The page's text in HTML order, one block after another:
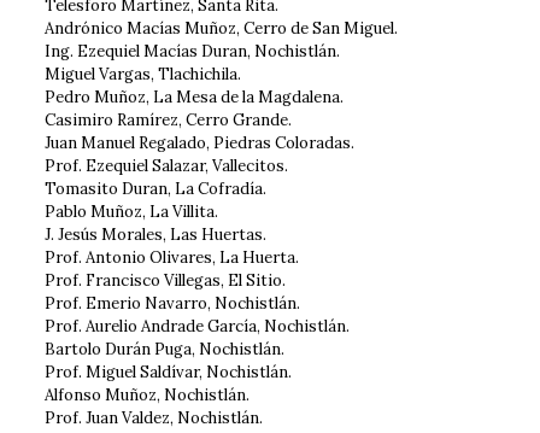
Telesforo Martínez, Santa Rita.
Andrónico Macías Muñoz, Cerro de San Miguel.
Ing. Ezequiel Macías Duran, Nochistlán.
Miguel Vargas, Tlachichila.
Pedro Muñoz, La Mesa de la Magdalena.
Casimiro Ramírez, Cerro Grande.
Juan Manuel Regalado, Piedras Coloradas.
Prof. Ezequiel Salazar, Vallecitos.
Tomasito Duran, La Cofradía.
Pablo Muñoz, La Villita.
J. Jesús Morales, Las Huertas.
Prof. Antonio Olivares, La Huerta.
Prof. Francisco Villegas, El Sitio.
Prof. Emerio Navarro, Nochistlán.
Prof. Aurelio Andrade García, Nochistlán.
Bartolo Durán Puga, Nochistlán.
Prof. Miguel Saldívar, Nochistlán.
Alfonso Muñoz, Nochistlán.
Prof. Juan Valdez, Nochistlán.